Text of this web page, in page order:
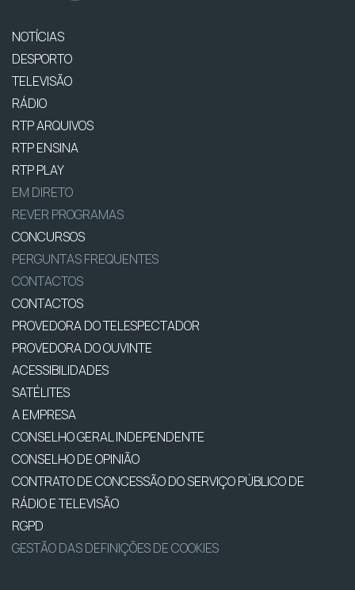
NOTÍCIAS
DESPORTO
TELEVISÃO
RÁDIO
RTP ARQUIVOS
RTP ENSINA
RTP PLAY
EM DIRETO
REVER PROGRAMAS
CONCURSOS
PERGUNTAS FREQUENTES
CONTACTOS
CONTACTOS
PROVEDORA DO TELESPECTADOR
PROVEDORA DO OUVINTE
ACESSIBILIDADES
SATÉLITES
A EMPRESA
CONSELHO GERAL INDEPENDENTE
CONSELHO DE OPINIÃO
CONTRATO DE CONCESSÃO DO SERVIÇO PÚBLICO DE
RÁDIO E TELEVISÃO
RGPD
GESTÃO DAS DEFINIÇÕES DE COOKIES